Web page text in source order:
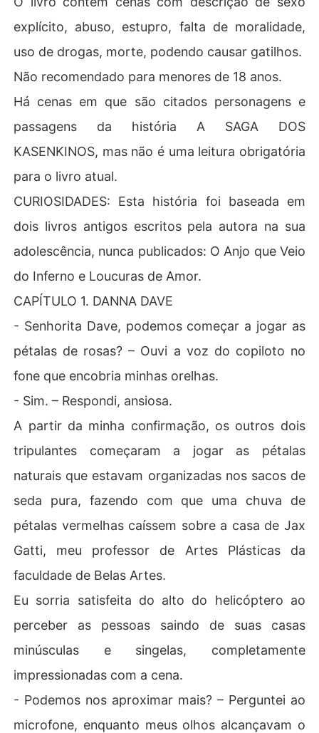
mbrio e compartilhado ameaça ressurgir, lançando dúvi
explícito, abuso, estupro, falta de moralidade,
uso de drogas, morte, podendo causar gatilhos.
Não recomendado para menores de 18 anos.
Há cenas em que são citados personagens e
passagens da história A SAGA DOS
KASENKINOS, mas não é uma leitura obrigatória
para o livro atual.
CURIOSIDADES: Esta história foi baseada em
dois livros antigos escritos pela autora na sua
adolescência, nunca publicados: O Anjo que Veio
do Inferno e Loucuras de Amor.
CAPÍTULO 1. DANNA DAVE
- Senhorita Dave, podemos começar a jogar as
pétalas de rosas? – Ouvi a voz do copiloto no
fone que encobria minhas orelhas.
- Sim. – Respondi, ansiosa.
A partir da minha confirmação, os outros dois
tripulantes começaram a jogar as pétalas
naturais que estavam organizadas nos sacos de
seda pura, fazendo com que uma chuva de
pétalas vermelhas caíssem sobre a casa de Jax
Gatti, meu professor de Artes Plásticas da
faculdade de Belas Artes.
Eu sorria satisfeita do alto do helicóptero ao
perceber as pessoas saindo de suas casas
minúsculas e singelas, completamente
impressionadas com a cena.
- Podemos nos aproximar mais? – Perguntei ao
microfone, enquanto meus olhos alcançavam o